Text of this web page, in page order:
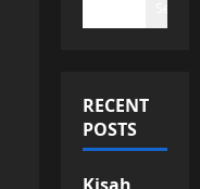
RECENT
POSTS